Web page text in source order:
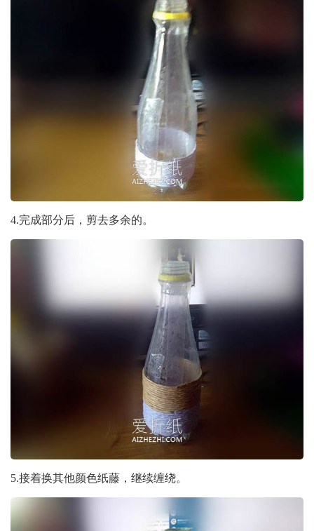
4.完成部分后，剪去多余的。
5.接着换其他颜色纸藤，继续缠绕。